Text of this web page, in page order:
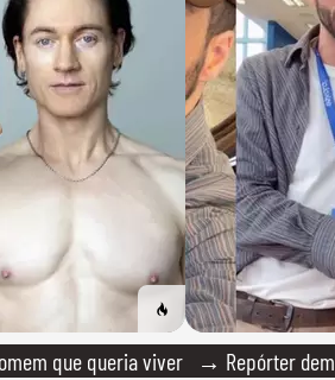
que queria viver
→ Repórter